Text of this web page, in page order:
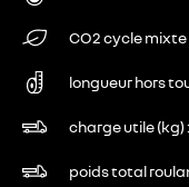
CO2 cycle mixte
longueur hors
charge utile (kg)
poids total